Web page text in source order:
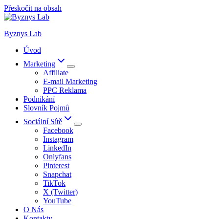
Přeskočit na obsah
Byznys Lab
Úvod
Marketing
Affiliate
E-mail Marketing
PPC Reklama
Podnikání
Slovník Pojmů
Sociální Sítě
Facebook
Instagram
LinkedIn
Onlyfans
Pinterest
Snapchat
TikTok
X (Twitter)
YouTube
O Nás